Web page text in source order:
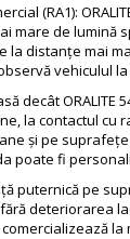
(RA1):
mare de lumină
la distanțe mai
vehiculul la
decât
la contactul cu
și pe
fi
puternică pe
deteriorarea
comercializează